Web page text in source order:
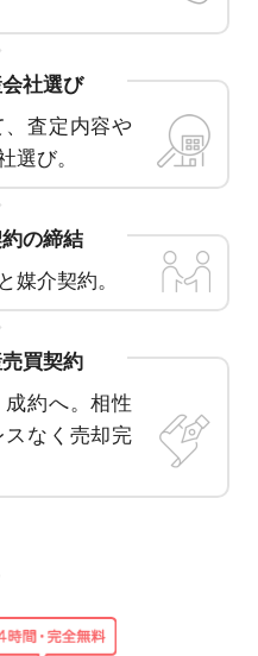
社選び
査定内容や
選び。
の締結
媒介契約。
買契約
約へ。相性
なく売却完